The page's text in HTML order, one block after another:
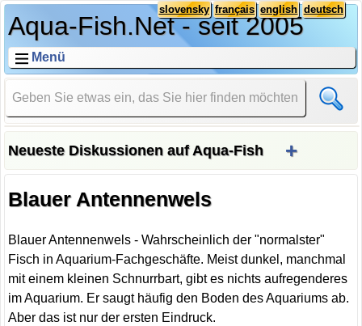
Aqua-Fish.Net - seit 2005
deutsch
english
français
slovensky
Menü
Neueste Diskussionen auf Aqua-Fish +
Blauer Antennenwels
Blauer Antennenwels - Wahrscheinlich der "normalster"
Fisch in Aquarium-Fachgeschäfte. Meist dunkel, manchmal
mit einem kleinen Schnurrbart, gibt es nichts aufregenderes
im Aquarium. Er saugt häufig den Boden des Aquariums ab.
Aber das ist nur der ersten Eindruck.